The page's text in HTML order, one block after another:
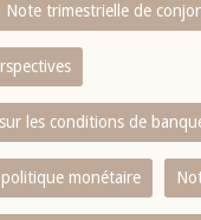
Note trimestrielle de
les conditions de
monétaire